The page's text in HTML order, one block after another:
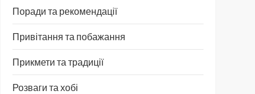
Поради та рекомендації
Привітання та побажання
Прикмети та традиції
Розваги та хобі